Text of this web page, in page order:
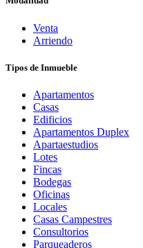
Venta
Arriendo
Tipos de Inmueble
Apartamentos
Casas
Edificios
Apartamentos Duplex
Apartaestudios
Lotes
Fincas
Bodegas
Oficinas
Locales
Casas Campestres
Consultorios
Parqueaderos